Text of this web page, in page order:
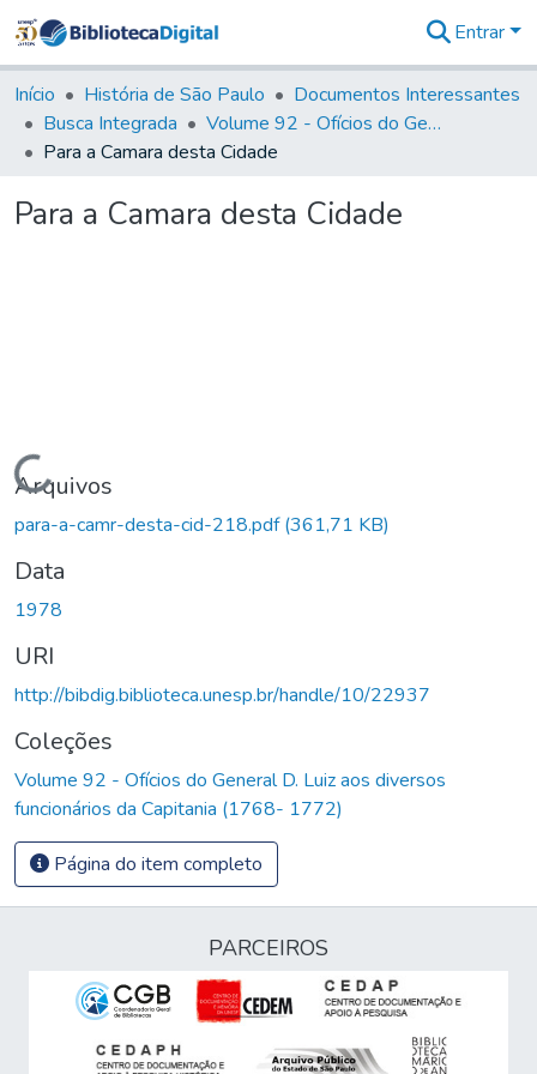
&
Coleções
Tudo na
Biblioteca
Estatísticas
Entrar
Início História de São Paulo
Documentos Interessantes
Busca Integrada
Volume 92 - Ofícios do General D. Luiz aos diversos funcionários da Capitania (1768- 1772)
Para a Camara desta Cidade
Para a Camara desta Cidade
Carregando...
Arquivos
para-a-camr-desta-cid-218.pdf(361,71 KB)
Data
1978
URI
http://bibdig.biblioteca.unesp.br/handle/10/22937
Coleções
Volume 92 - Ofícios do General D. Luiz aos diversos
funcionários da Capitania (1768- 1772)
Página do item completo
PARCEIROS